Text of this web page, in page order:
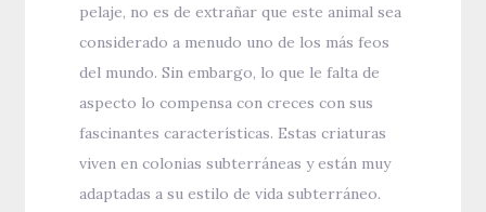
pelaje, no es de extrañar que este animal sea
considerado a menudo uno de los más feos
del mundo. Sin embargo, lo que le falta de
aspecto lo compensa con creces con sus
fascinantes características. Estas criaturas
viven en colonias subterráneas y están muy
adaptadas a su estilo de vida subterráneo.